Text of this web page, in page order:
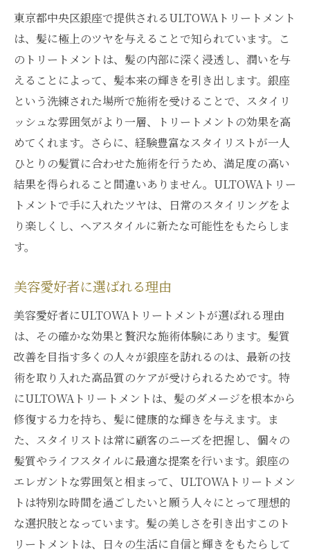
東京都中央区銀座で提供されるULTOWAトリートメント
は、髪に極上のツヤを与えることで知られています。こ
のトリートメントは、髪の内部に深く浸透し、潤いを与
えることによって、髪本来の輝きを引き出します。銀座
という洗練された場所で施術を受けることで、スタイリ
ッシュな雰囲気がより一層、トリートメントの効果を高
めてくれます。さらに、経験豊富なスタイリストが一人
ひとりの髪質に合わせた施術を行うため、満足度の高い
結果を得られること間違いありません。ULTOWAトリー
トメントで手に入れたツヤは、日常のスタイリングをよ
り楽しくし、ヘアスタイルに新たな可能性をもたらしま
す。
美容愛好者に選ばれる理由
美容愛好者にULTOWAトリートメントが選ばれる理由
は、その確かな効果と贅沢な施術体験にあります。髪質
改善を目指す多くの人々が銀座を訪れるのは、最新の技
術を取り入れた高品質のケアが受けられるためです。特
にULTOWAトリートメントは、髪のダメージを根本から
修復する力を持ち、髪に健康的な輝きを与えます。ま
た、スタイリストは常に顧客のニーズを把握し、個々の
髪質やライフスタイルに最適な提案を行います。銀座の
エレガントな雰囲気と相まって、ULTOWAトリートメン
トは特別な時間を過ごしたいと願う人々にとって理想的
な選択肢となっています。髪の美しさを引き出すこのト
リートメントは、日々の生活に自信と輝きをもたらして